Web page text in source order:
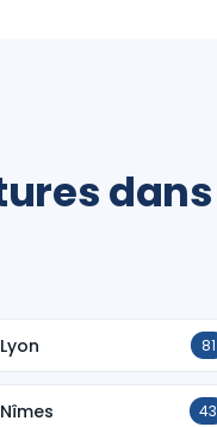
dans
Lyon 81
Nîmes 43